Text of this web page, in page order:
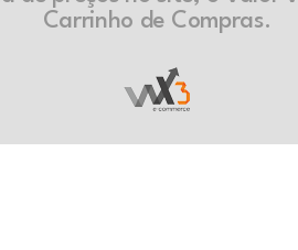
Carrinho de Compras.